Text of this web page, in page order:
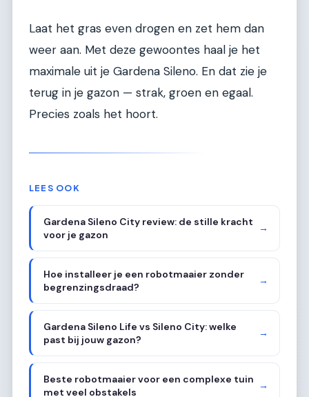
Laat het gras even drogen en zet hem dan
weer aan. Met deze gewoontes haal je het
maximale uit je Gardena Sileno. En dat zie je
terug in je gazon — strak, groen en egaal.
Precies zoals het hoort.
LEES OOK
Gardena Sileno City review: de stille kracht
voor je gazon
→
Hoe installeer je een robotmaaier zonder
begrenzingsdraad?
→
Gardena Sileno Life vs Sileno City: welke
past bij jouw gazon?
→
Beste robotmaaier voor een complexe tuin
met veel obstakels
→